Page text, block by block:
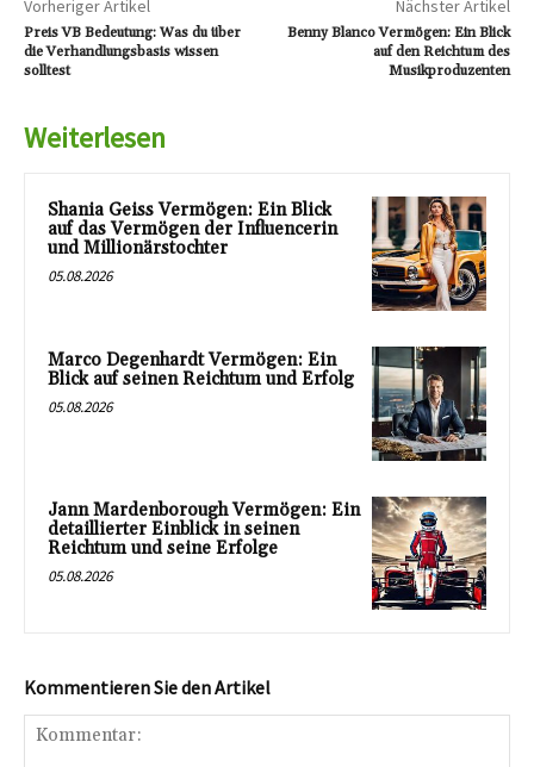
Vorheriger Artikel
Preis VB Bedeutung: Was du über
die Verhandlungsbasis wissen
solltest
Nächster Artikel
Benny Blanco Vermögen: Ein Blick
auf den Reichtum des
Musikproduzenten
Weiterlesen
Shania Geiss Vermögen: Ein Blick
auf das Vermögen der Influencerin
und Millionärstochter
05.08.2026
Marco Degenhardt Vermögen: Ein
Blick auf seinen Reichtum und Erfolg
05.08.2026
Jann Mardenborough Vermögen: Ein
detaillierter Einblick in seinen
Reichtum und seine Erfolge
05.08.2026
Kommentieren Sie den Artikel